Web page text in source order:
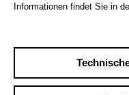
Informationen findet Sie in